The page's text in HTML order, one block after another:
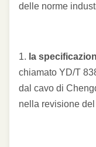
delle norme
1. la
chiamato YD/T
dal cavo di
nella revisione